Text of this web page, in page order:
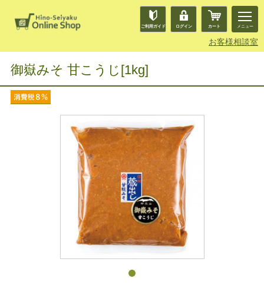
ご利用ガイド ログイン カート メニュー
お客様相談室
御嶽みそ 甘こうじ[1kg]